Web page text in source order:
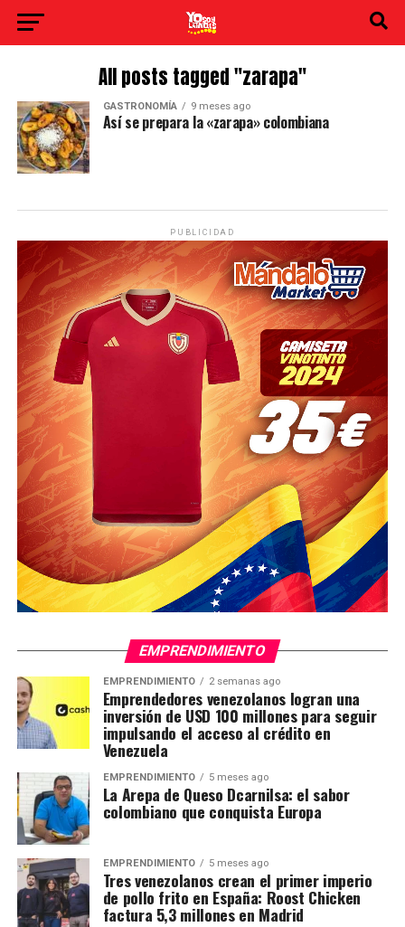
All posts tagged "zarapa"
GASTRONOMÍA 9 meses ago
Así se prepara la «zarapa» colombiana
PUBLICIDAD
EMPRENDIMIENTO
EMPRENDIMIENTO 2 semanas ago
Emprendedores venezolanos logran una
inversión de USD 100 millones para seguir
impulsando el acceso al crédito en
Venezuela
EMPRENDIMIENTO 5 meses ago
La Arepa de Queso Dcarnilsa: el sabor
colombiano que conquista Europa
EMPRENDIMIENTO 5 meses ago
Tres venezolanos crean el primer imperio
de pollo frito en España: Roost Chicken
factura 5,3 millones en Madrid